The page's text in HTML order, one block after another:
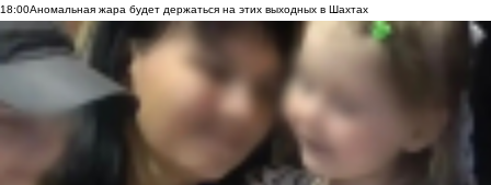
18:00Аномальная жара будет держаться на этих выходных в Шахтах